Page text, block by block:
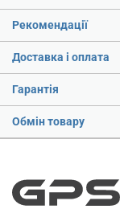
Рекомендації
Доставка і оплата
Гарантія
Обмін товару